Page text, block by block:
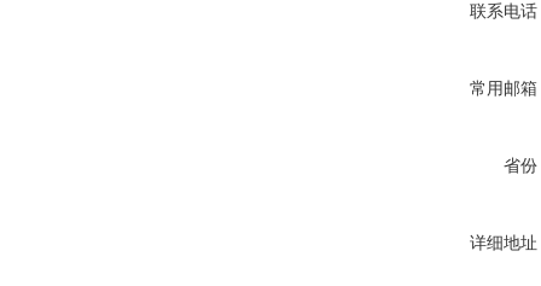
联系电话
常用邮箱
省份
详细地址